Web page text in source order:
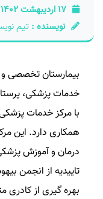
17 اردیبهشت 1402
نویسنده : تیم
بیمارستان تخصصی و
خدمات پزشکی،
با مرکز خدمات
همکاری دارد. این
تاییدیه از انجمن
بهره گیری از